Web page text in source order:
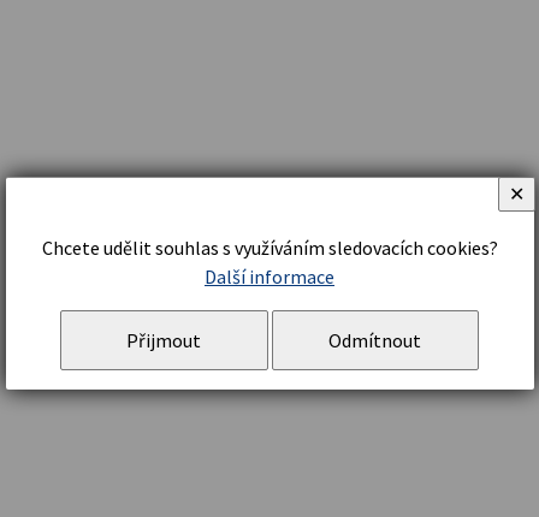
Chcete udělit souhlas s využíváním sledovacích cookies?
Další informace
Přijmout Odmítnout
✕